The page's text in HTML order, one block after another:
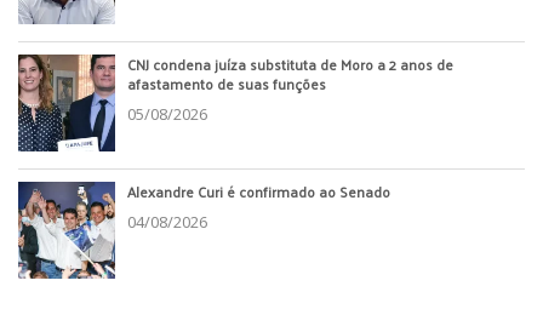
CNJ condena juíza substituta de Moro a 2 anos de
afastamento de suas funções
05/08/2026
Alexandre Curi é confirmado ao Senado
04/08/2026